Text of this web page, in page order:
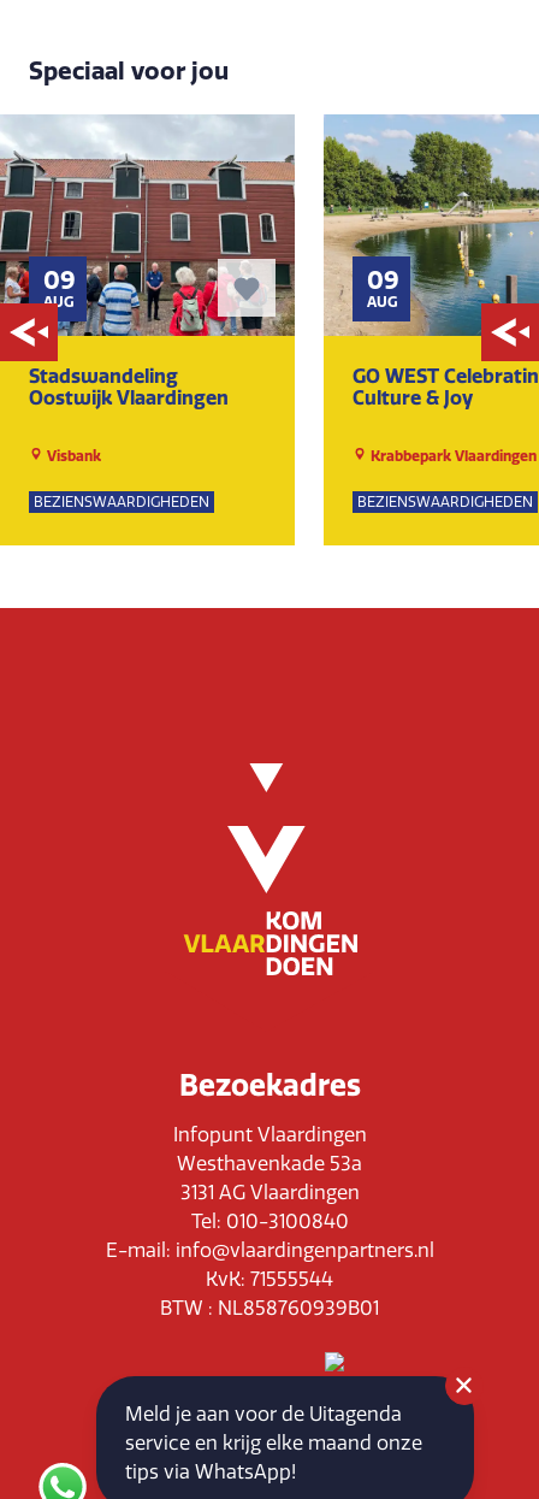
Speciaal voor jou
09
AUG
Stadswandeling
Oostwijk Vlaardingen
Visbank
BEZIENSWAARDIGHEDEN
09
AUG
GO WEST
Culture & Joy
Krabbepark Vlaardingen
BEZIENSWAARDIGHEDEN
Bezoekadres
Infopunt Vlaardingen
Westhavenkade 53a
3131 AG Vlaardingen
Tel: 010-3100840
E-mail: info@vlaardingenpartners.nl
KvK: 71555544
BTW : NL858760939B01
Routeplanner
Meld je aan voor de Uitagenda
service en krijg elke maand onze
tips via WhatsApp!